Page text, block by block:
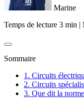
Marine
Temps de lecture 3 min |
Sommaire
1. Circuits
2. Circuits
3. Que dit la